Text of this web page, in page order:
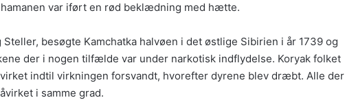
var iført en rød beklædning med hætte.
besøgte Kamchatka halvøen i det østlige Sibirien i år 1739 og
der i nogen tilfælde var under narkotisk indflydelse. Koryak folket
indtil virkningen forsvandt, hvorefter dyrene blev dræbt. Alle der
i samme grad.